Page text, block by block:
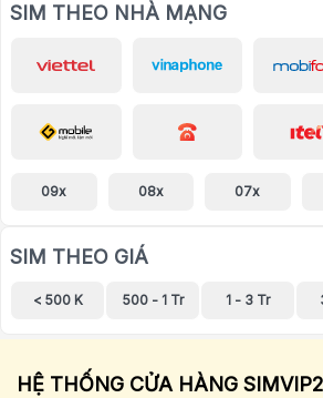
SIM THEO NHÀ MẠNG
09x 08x 07x
SIM THEO GIÁ
< 500 K 500 - 1 Tr 1 - 3 Tr
HỆ THỐNG CỬA HÀNG